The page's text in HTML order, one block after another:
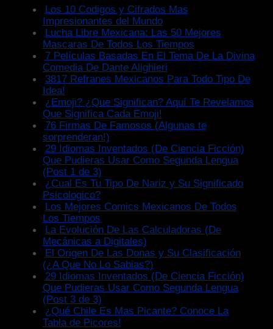
Los 10 Codigos y Cifrados Mas
Impresionantes del Mundo
Lucha Libre Mexicana: Las 50 Mejores
Mascaras De Todos Los Tiempos
7 Películas Basadas En El Tema De La Divina
Comedia De Dante Alighieri
3817 Refranes Mexicanos Para Todo Tipo De
Idea!
¿Emoji? ¿Que Significan? Aquí Te Revelamos
Que Significa Cada Emoji!
76 Firmas De Famosos (Algunas te
sorprenderan!)
29 Idiomas Inventados (De Ciencia Ficción)
Que Pudieras Usar Como Segunda Lengua
(Post 1 de 3)
¿Cual Es Tu Tipo De Nariz y Su Significado
Psicologico?
Los Mejores Comics Mexicanos De Todos
Los Tiempos
La Evolución De Las Calculadoras (De
Mecánicas a Digitales)
El Origen De Las Donas y Su Clasificación
(¿A Que No Lo Sabias?)
29 Idiomas Inventados (De Ciencia Ficción)
Que Pudieras Usar Como Segunda Lengua
(Post 3 de 3)
¿Qué Chile Es Mas Picante? Conoce La
Tabla de Picores!